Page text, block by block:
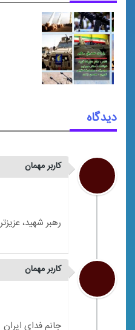
دیدگاه
کاربر مهمان
کاربر مهمان